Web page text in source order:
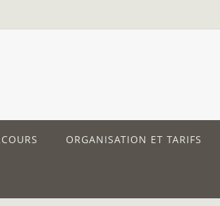
ORGANISATION ET TARIFS